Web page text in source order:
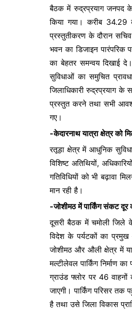
बैठक में रुद्रप्रयाग जनपद के
किया गया। करीब 34.29
प्रस्तुतीकरण के दौरान सचिव
भवन का डिजाइन पारंपरिक
का बेहतर समन्वय दिखाई
सुविधाओं का समुचित
जिलाधिकारी रुद्रप्रयाग
प्रस्तुत करने तथा सभी
गए।
-केदारनाथ यात्रा क्षेत्र को
रतूड़ा क्षेत्र में आधुनिक
विशिष्ट अतिथियों,
गतिविधियों को भी बढ़ावा
मान रही है।
-जोशीमठ में पार्किंग संकट दूर
दूसरी बैठक में चमोली जिले के
विदेश के पर्यटकों का
जोशीमठ और औली क्षेत्र में
मल्टीलेवल पार्किंग निर्माण
ग्राउंड फ्लोर पर 46
जाएगी। पार्किंग परिसर तक
है तथा उसे जिला विकास